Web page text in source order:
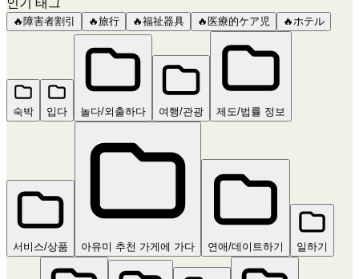
인기 태그
🔥 障害者割引 🔥旅行 🔥福祉器具 🔥 医療的ケア児 🔥ホテル
숙박 입다 놀다/외출하다 여행/관광 제도/법률 정보
서비스/상품 아유미 추천 가게에 가다 연애/데이트하기 일하기